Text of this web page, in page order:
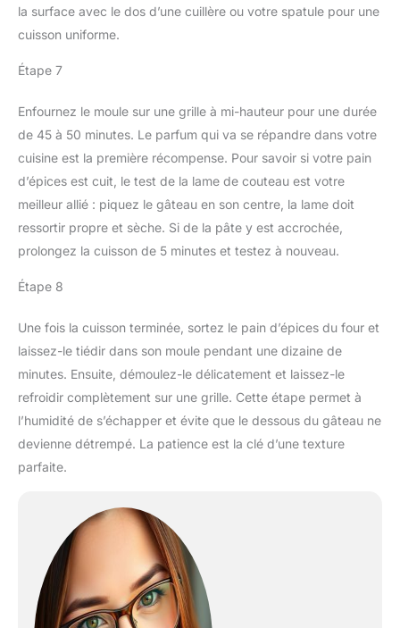
la surface avec le dos d’une cuillère ou votre spatule pour une
cuisson uniforme.
Étape 7
Enfournez le moule sur une grille à mi-hauteur pour une durée
de 45 à 50 minutes. Le parfum qui va se répandre dans votre
cuisine est la première récompense. Pour savoir si votre pain
d’épices est cuit, le test de la lame de couteau est votre
meilleur allié : piquez le gâteau en son centre, la lame doit
ressortir propre et sèche. Si de la pâte y est accrochée,
prolongez la cuisson de 5 minutes et testez à nouveau.
Étape 8
Une fois la cuisson terminée, sortez le pain d’épices du four et
laissez-le tiédir dans son moule pendant une dizaine de
minutes. Ensuite, démoulez-le délicatement et laissez-le
refroidir complètement sur une grille. Cette étape permet à
l’humidité de s’échapper et évite que le dessous du gâteau ne
devienne détrempé. La patience est la clé d’une texture
parfaite.